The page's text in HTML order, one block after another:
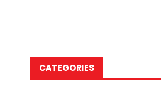
CATEGORIES